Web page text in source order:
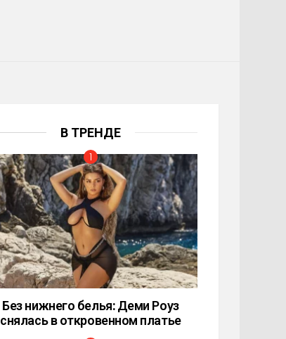
В ТРЕНДЕ
Без нижнего белья: Деми Роуз
снялась в откровенном платье